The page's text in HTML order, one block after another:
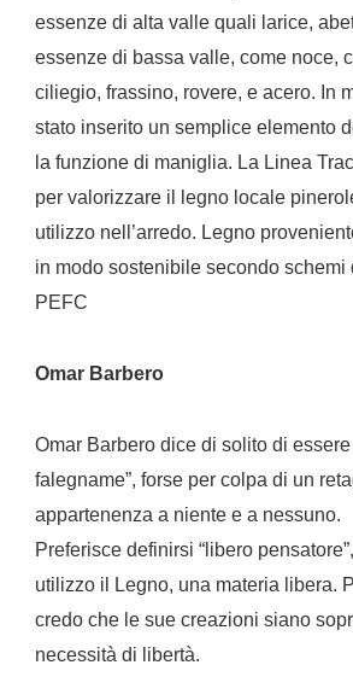
essenze di alta valle quali larice,
essenze di bassa valle, come noce,
ciliegio, frassino, rovere, e acero. In
stato inserito un semplice elemento
la funzione di maniglia. La Linea
per valorizzare il legno locale
utilizzo nell’arredo. Legno
in modo sostenibile secondo schemi
PEFC
Omar Barbero
Omar Barbero dice di solito di essere
falegname”, forse per colpa di un
appartenenza a niente e a nessuno.
Preferisce definirsi “libero
utilizzo il Legno, una materia libera.
credo che le sue creazioni siano
necessità di libertà.